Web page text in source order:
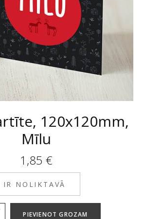
120x120mm,
Mīlu
1,85 €
IR NOLIKTAVĀ
PIEVIENOT GROZAM